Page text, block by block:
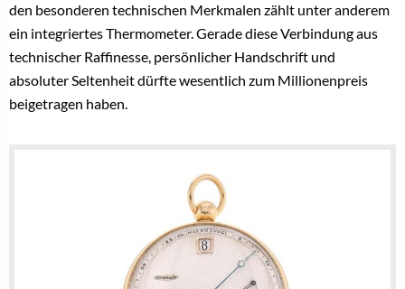
den besonderen technischen Merkmalen zählt unter anderem
ein integriertes Thermometer. Gerade diese Verbindung aus
technischer Raffinesse, persönlicher Handschrift und
absoluter Seltenheit dürfte wesentlich zum Millionenpreis
beigetragen haben.